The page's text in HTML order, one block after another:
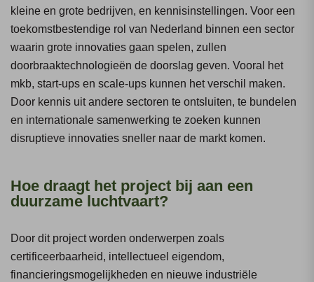
kleine en grote bedrijven, en kennisinstellingen. Voor een
toekomstbestendige rol van Nederland binnen een sector
waarin grote innovaties gaan spelen, zullen
doorbraaktechnologieën de doorslag geven. Vooral het
mkb, start-ups en scale-ups kunnen het verschil maken.
Door kennis uit andere sectoren te ontsluiten, te bundelen
en internationale samenwerking te zoeken kunnen
disruptieve innovaties sneller naar de markt komen.
Hoe draagt het project bij aan een
duurzame luchtvaart?
Door dit project worden onderwerpen zoals
certificeerbaarheid, intellectueel eigendom,
financieringsmogelijkheden en nieuwe industriële